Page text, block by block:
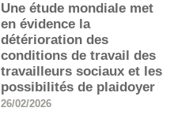
Une étude mondiale met
en évidence la
détérioration des
conditions de travail des
travailleurs sociaux et les
possibilités de plaidoyer
26/02/2026